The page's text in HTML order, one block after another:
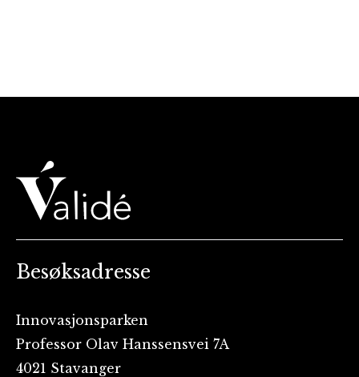
Besøksadresse
Innovasjonsparken
Professor Olav Hanssensvei 7A
4021 Stavanger